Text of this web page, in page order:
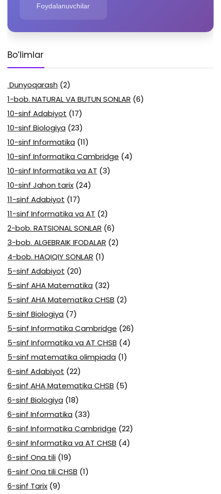
Foydalanuvchilar
Bo’limlar
Dunyoqarash (2)
1-bob. NATURAL VA BUTUN SONLAR (6)
10-sinf Adabiyot (17)
10-sinf Biologiya (23)
10-sinf Informatika (11)
10-sinf Informatika Cambridge (4)
10-sinf Informatika va AT (3)
10-sinf Jahon tarix (24)
11-sinf Adabiyot (17)
11-sinf Informatika va AT (2)
2-bob. RATSIONAL SONLAR (6)
3-bob. ALGEBRAIK IFODALAR (2)
4-bob. HAQIQIY SONLAR (1)
5-sinf Adabiyot (20)
5-sinf AHA Matematika (32)
5-sinf AHA Matematika CHSB (2)
5-sinf Biologiya (7)
5-sinf Informatika Cambridge (26)
5-sinf Informatika va AT CHSB (4)
5-sinf matematika olimpiada (1)
6-sinf Adabiyot (22)
6-sinf AHA Matematika CHSB (5)
6-sinf Biologiya (18)
6-sinf Informatika (33)
6-sinf Informatika Cambridge (22)
6-sinf Informatika va AT CHSB (4)
6-sinf Ona tili (19)
6-sinf Ona tili CHSB (1)
6-sinf Tarix (9)